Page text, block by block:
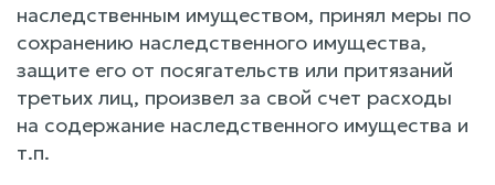
наследственным имуществом, принял меры по
сохранению наследственного имущества,
защите его от посягательств или притязаний
третьих лиц, произвел за свой счет расходы
на содержание наследственного имущества и
т.п.